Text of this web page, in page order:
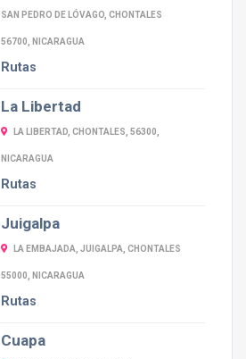
SAN PEDRO DE LÓVAGO, CHONTALES
56700, NICARAGUA
Rutas
La Libertad
LA LIBERTAD, CHONTALES, 56300,
NICARAGUA
Rutas
Juigalpa
LA EMBAJADA, JUIGALPA, CHONTALES
55000, NICARAGUA
Rutas
Cuapa